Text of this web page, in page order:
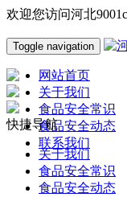
欢迎您访问河北
Toggle navigation
网站首页
关于我们
食品安全常识
食品安全动态
联系我们
快捷导航
关于我们
食品安全常识
食品安全动态